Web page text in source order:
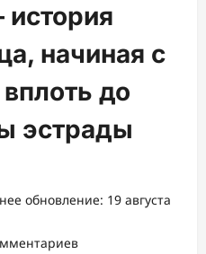
начиная с
вплоть до
эстрады
обновление: 19 августа